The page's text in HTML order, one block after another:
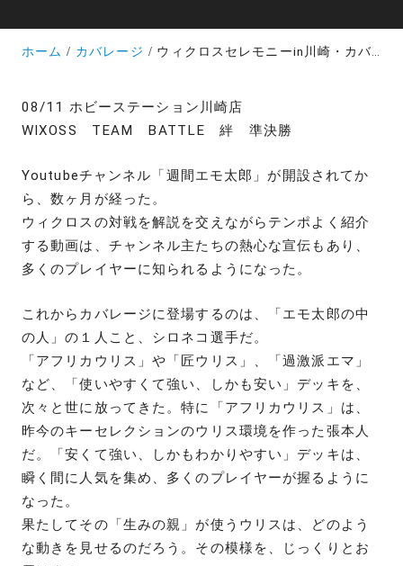
ホーム カバレージ ウィクロスセレモニーin川崎・カバレージ（準決勝）
08/11 ホビーステーション川崎店
WIXOSS TEAM BATTLE 絆 準決勝
Youtubeチャンネル「週間エモ太郎」が開設されてか
ら、数ヶ月が経った。
ウィクロスの対戦を解説を交えながらテンポよく紹介
する動画は、チャンネル主たちの熱心な宣伝もあり、
多くのプレイヤーに知られるようになった。
これからカバレージに登場するのは、「エモ太郎の中
の人」の１人こと、シロネコ選手だ。
「アフリカウリス」や「匠ウリス」、「過激派エマ」
など、「使いやすくて強い、しかも安い」デッキを、
次々と世に放ってきた。特に「アフリカウリス」は、
昨今のキーセレクションのウリス環境を作った張本人
だ。「安くて強い、しかもわかりやすい」デッキは、
瞬く間に人気を集め、多くのプレイヤーが握るように
なった。
果たしてその「生みの親」が使うウリスは、どのよう
な動きを見せるのだろう。その模様を、じっくりとお